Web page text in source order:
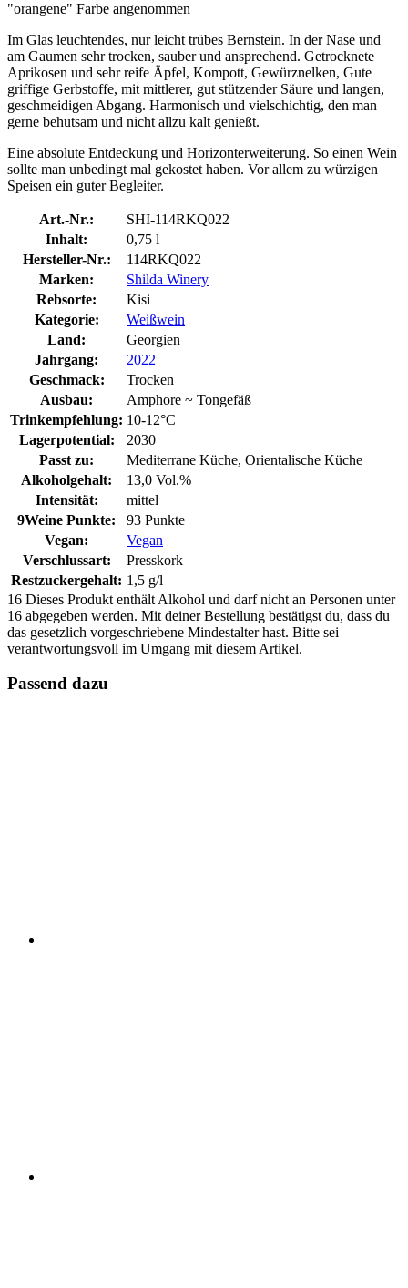
"orangene" Farbe angenommen
Im Glas leuchtendes, nur leicht trübes Bernstein. In der Nase und
am Gaumen sehr trocken, sauber und ansprechend. Getrocknete
Aprikosen und sehr reife Äpfel, Kompott, Gewürznelken, Gute
griffige Gerbstoffe, mit mittlerer, gut stützender Säure und langen,
geschmeidigen Abgang. Harmonisch und vielschichtig, den man
gerne behutsam und nicht allzu kalt genießt.
Eine absolute Entdeckung und Horizonterweiterung. So einen Wein
sollte man unbedingt mal gekostet haben. Vor allem zu würzigen
Speisen ein guter Begleiter.
Art.-Nr.:
SHI-114RKQ022
Inhalt:
0,75 l
Hersteller-Nr.:
114RKQ022
Marken:
Shilda Winery
Rebsorte:
Kisi
Kategorie:
Weißwein
Land:
Georgien
Jahrgang:
2022
Geschmack:
Trocken
Ausbau:
Amphore ~ Tongefäß
Trinkempfehlung: 10-12°C
Lagerpotential:
2030
Passt zu:
Mediterrane Küche, Orientalische Küche
Alkoholgehalt:
13,0 Vol.%
Intensität:
mittel
9Weine Punkte:
93 Punkte
Vegan:
Vegan
Verschlussart:
Presskork
Restzuckergehalt: 1,5 g/l
16 Dieses Produkt enthält Alkohol und darf nicht an Personen unter
16 abgegeben werden. Mit deiner Bestellung bestätigst du, dass du
das gesetzlich vorgeschriebene Mindestalter hast. Bitte sei
verantwortungsvoll im Umgang mit diesem Artikel.
Passend dazu